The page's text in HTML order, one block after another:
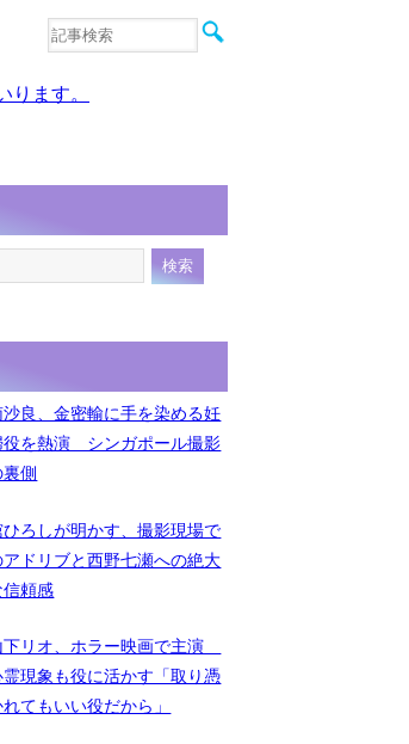
音楽
ます。
沙良、金密輸に手を染める妊
役を熱演 シンガポール撮影
裏側
ひろしが明かす、撮影現場で
アドリブと西野七瀬への絶大
信頼感
下リオ、ホラー映画で主演
霊現象も役に活かす「取り憑
てもいい役だから」